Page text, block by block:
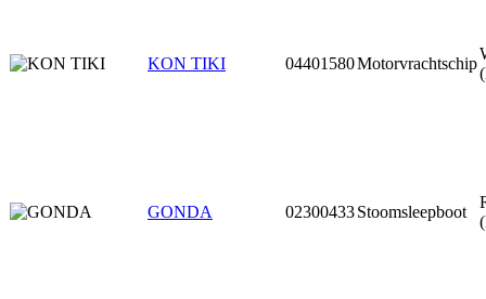
KON TIKI 04401580Motorvrachtschip
GONDA 02300433Stoomsleepboot